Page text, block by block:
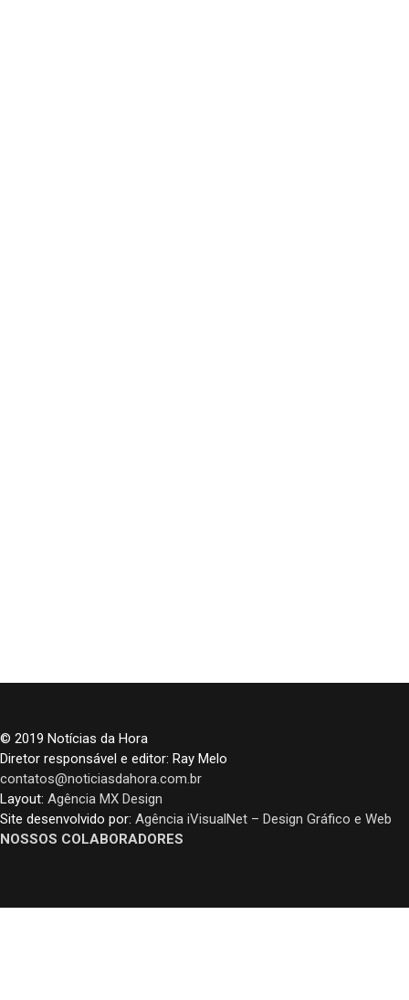
© 2019 Notícias da Hora
Diretor responsável e editor: Ray Melo
contatos@noticiasdahora.com.br
Layout: Agência MX Design
Site desenvolvido por: Agência iVisualNet – Design Gráfico e Web
NOSSOS COLABORADORES